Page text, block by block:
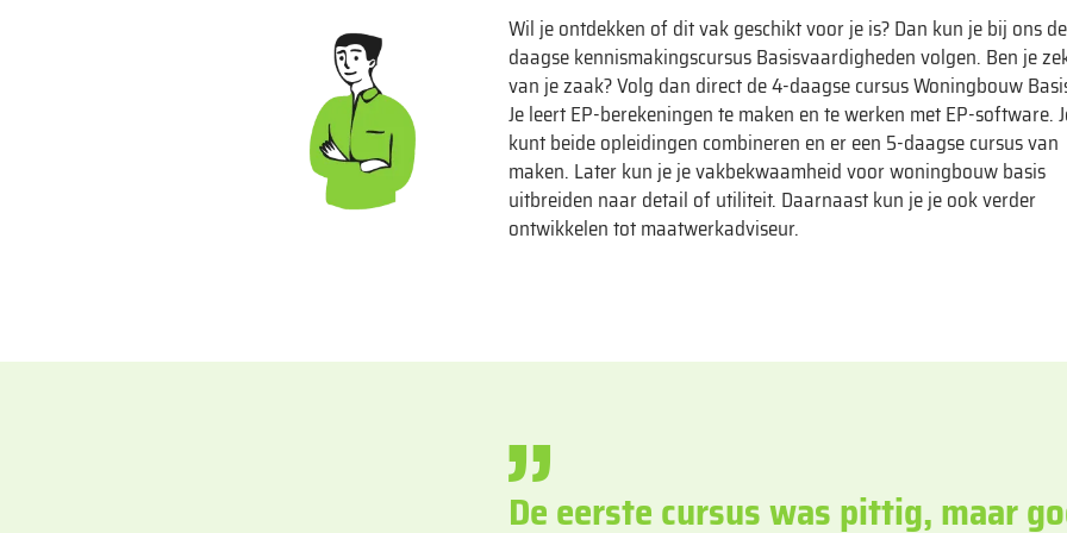
Wil je ontdekken of dit vak geschikt voor je is? Dan kun je bij ons
daagse kennismakingscursus Basisvaardigheden volgen. Ben je
van je zaak? Volg dan direct de 4-daagse cursus Woningbouw
Je leert EP-berekeningen te maken en te werken met EP-software.
kunt beide opleidingen combineren en er een 5-daagse cursus van
maken. Later kun je je vakbekwaamheid voor woningbouw basis
uitbreiden naar detail of utiliteit. Daarnaast kun je je ook verder
ontwikkelen tot maatwerkadviseur.
De eerste cursus was pittig, maar